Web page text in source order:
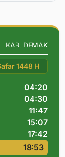
KAB. DEMAK
1448 H
04:20
04:30
11:47
15:07
17:42
18:53